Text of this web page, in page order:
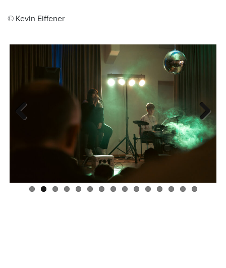
© Kevin Eiffener
Next